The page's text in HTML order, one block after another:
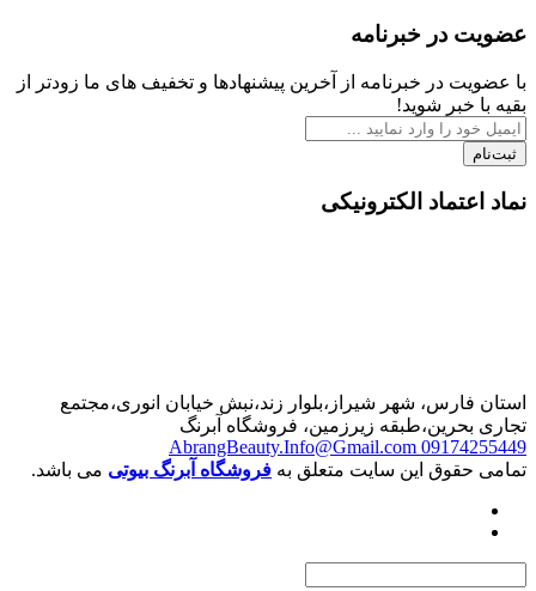
خبرنامه
در خبرنامه از آخرین پیشنهادها و تخفیف های ما زودتر از
شوید!
الکترونیکی
شهر شیراز،بلوار زند،نبش خیابان انوری،مجتمع
زیرزمین، فروشگاه آبرنگ
AbrangBeauty.Info@Gmail.com
این سایت متعلق به فروشگاه آبرنگ بیوتی می باشد.